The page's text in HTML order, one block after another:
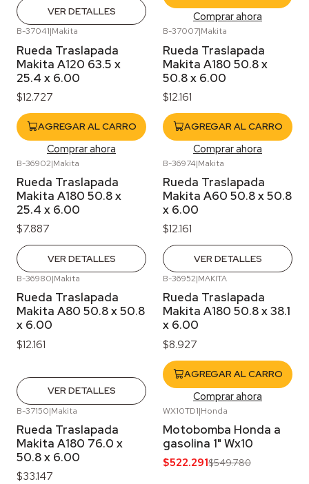
VER DETALLES Comprar ahora
B-37041|Makita
Rueda Traslapada
Makita A120 63.5 x
25.4 x 6.00
$12.727
AGREGAR AL CARRO
Comprar ahora
B-37007|Makita
Rueda Traslapada
Makita A180 50.8 x
50.8 x 6.00
$12.161
AGREGAR AL CARRO
Comprar ahora
B-36902|Makita
Rueda Traslapada
Makita A180 50.8 x
25.4 x 6.00
$7.887
VER DETALLES
B-36974|Makita
Rueda Traslapada
Makita A60 50.8 x 50.8
x 6.00
$12.161
VER DETALLES
B-36980|Makita
Rueda Traslapada
Makita A80 50.8 x 50.8
x 6.00
$12.161
VER DETALLES
B-36952|MAKITA
Rueda Traslapada
Makita A180 50.8 x 38.1
x 6.00
$8.927
AGREGAR AL CARRO
Comprar ahora
B-37150|Makita
Rueda Traslapada
Makita A180 76.0 x
50.8 x 6.00
$33.147
WX10TD1|Honda
Motobomba Honda a
gasolina 1" Wx10
$522.291$549.780